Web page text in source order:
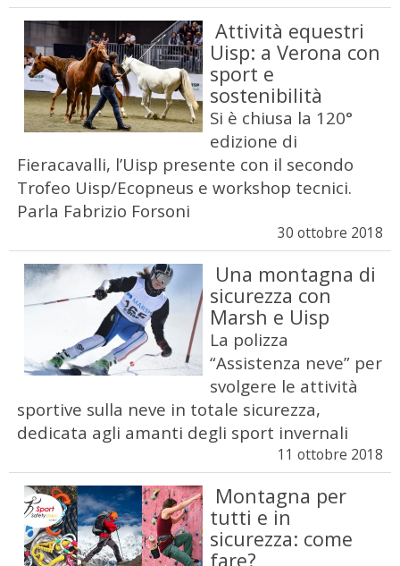
Attività equestri
Uisp: a Verona con
sport e
sostenibilità
Si è chiusa la 120°
edizione di
Fieracavalli, l’Uisp presente con il secondo
Trofeo Uisp/Ecopneus e workshop tecnici.
Parla Fabrizio Forsoni
30 ottobre 2018
Una montagna di
sicurezza con
Marsh e Uisp
La polizza
“Assistenza neve” per
svolgere le attività
sportive sulla neve in totale sicurezza,
dedicata agli amanti degli sport invernali
11 ottobre 2018
Montagna per
tutti e in
sicurezza: come
fare?